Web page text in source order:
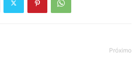
Próximo